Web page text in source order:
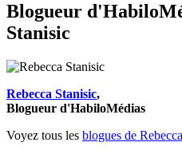
Blogueur
Stanisic
Rebecca Stanisic,
Blogueur d'HabiloMédias
Voyez tous les blogues de Rebecca